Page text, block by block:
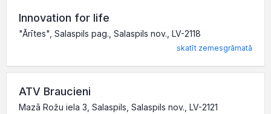
Innovation for life
"Ārītes", Salaspils pag., Salaspils nov., LV-2118
skatīt zemesgrāmatā
ATV Braucieni
Mazā Rožu iela 3, Salaspils, Salaspils nov., LV-2121